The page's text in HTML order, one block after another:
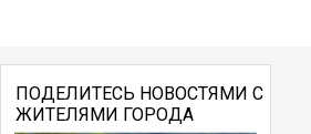
ПОДЕЛИТЕСЬ НОВОСТЯМИ С
ЖИТЕЛЯМИ ГОРОДА